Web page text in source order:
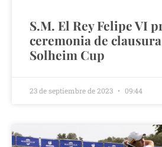
S.M. El Rey Felipe VI
ceremonia de
Solheim Cup
23 de septiembre de 2023 09:44